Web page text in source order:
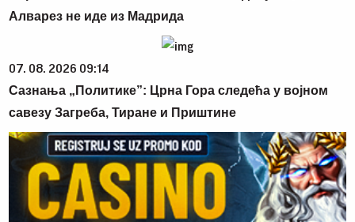
Алварез не иде из Мадрида
07. 08. 2026 09:14
Сазнања „Политике”: Црна Гора следећа у војном
савезу Загреба, Тиране и Приштине